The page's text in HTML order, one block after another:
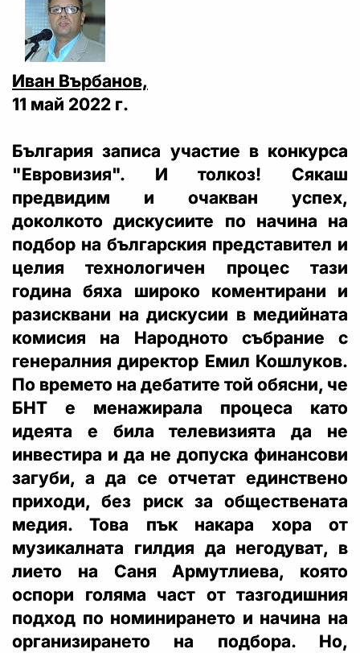
Иван Върбанов,
11 май 2022 г.
България записа участие в конкурса
"Евровизия". И толкоз! Сякаш
предвидим и очакван успех,
доколкото дискусиите по начина на
подбор на българския представител и
целия технологичен процес тази
година бяха широко коментирани и
разисквани на дискусии в медийната
комисия на Народното събрание с
генералния директор Емил Кошлуков.
По времето на дебатите той обясни, че
БНТ е менажирала процеса като
идеята е била телевизията да не
инвестира и да не допуска финансови
загуби, а да се отчетат единствено
приходи, без риск за обществената
медия. Това пък накара хора от
музикалната гилдия да негодуват, в
лието на Саня Армутлиева, която
оспори голяма част от тазгодишния
подход по номинирането и начина на
организирането на подбора. Но,